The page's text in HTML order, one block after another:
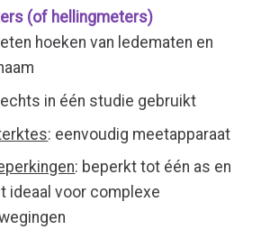
(of hellingmeters)
hoeken van ledematen en
in één studie gebruikt
: eenvoudig meetapparaat
: beperkt tot één as en
ideaal voor complexe